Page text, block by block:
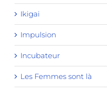
Ikigai
Impulsion
Incubateur
Les Femmes sont là